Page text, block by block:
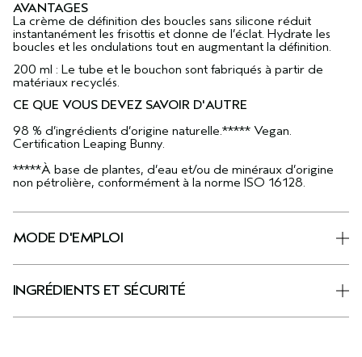
AVANTAGES
La crème de définition des boucles sans silicone réduit
instantanément les frisottis et donne de l’éclat. Hydrate les
boucles et les ondulations tout en augmentant la définition.
200 ml : Le tube et le bouchon sont fabriqués à partir de
matériaux recyclés.
CE QUE VOUS DEVEZ SAVOIR D'AUTRE
98 % d’ingrédients d’origine naturelle.***** Vegan.
Certification Leaping Bunny.
*****À base de plantes, d’eau et/ou de minéraux d’origine
non pétrolière, conformément à la norme ISO 16128.
MODE D'EMPLOI
INGRÉDIENTS ET SÉCURITÉ